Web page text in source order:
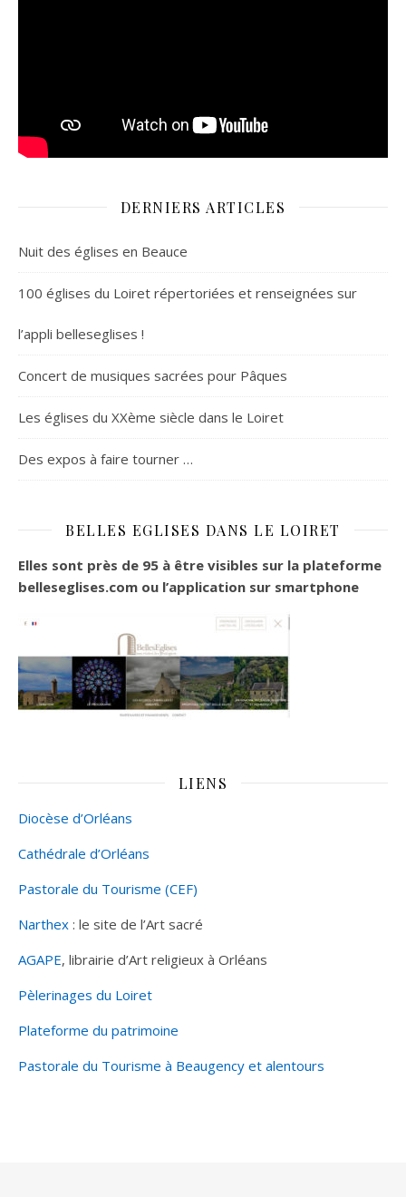
DERNIERS ARTICLES
Nuit des églises en Beauce
100 églises du Loiret répertoriées et renseignées sur
l’appli belleseglises !
Concert de musiques sacrées pour Pâques
Les églises du XXème siècle dans le Loiret
Des expos à faire tourner …
BELLES EGLISES DANS LE LOIRET
Elles sont près de 95 à être visibles sur la plateforme
belleseglises.com ou l’application sur smartphone
LIENS
Diocèse d’Orléans
Cathédrale d’Orléans
Pastorale du Tourisme (CEF)
Narthex : le site de l’Art sacré
AGAPE, librairie d’Art religieux à Orléans
Pèlerinages du Loiret
Plateforme du patrimoine
Pastorale du Tourisme à Beaugency et alentours